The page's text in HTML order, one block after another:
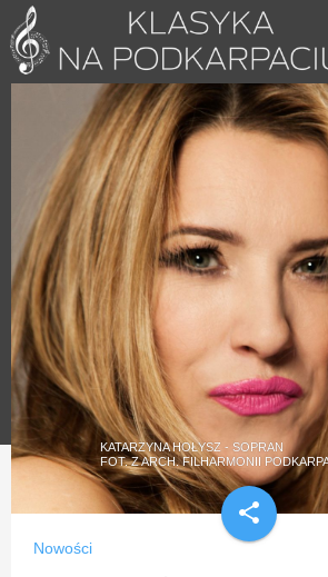
KATARZYNA HOŁYSZ - SOPRAN
FOT. Z ARCH. FILHARMONII
share
Nowości